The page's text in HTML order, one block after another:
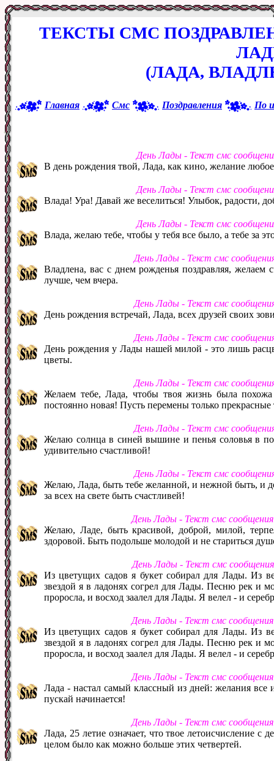
ТЕКСТЫ СМС
(ЛАДА,
Главная Смс Поздравления По
День Лады - Текст смс
В день рождения твой, Лада, как кино, желание
День Лады - Текст смс
Влада! Ура! Давай же веселиться! Улыбок, радости,
День Лады - Текст смс
Влада, желаю тебе, чтобы у тебя все было, а тебе за
День Лады - Текст смс
Владлена, вас с днем рожденья поздравляя, желаем
лучше, чем вчера.
День Лады - Текст смс
День рождения встречай, Лада, всех друзей своих
День Лады - Текст смс
День рождения у Лады нашей милой - это лишь
цветы.
День Лады - Текст смс
Желаем тебе, Лада, чтобы твоя жизнь была
постоянно новая! Пусть перемены только
День Лады - Текст смс
Желаю солнца в синей вышине и пенья соловья в
удивительно счастливой!
День Лады - Текст смс
Желаю, Лада, быть тебе желанной, и нежной быть, и
за всех на свете быть счастливей!
День Лады - Текст смс
Желаю, Ладе, быть красивой, доброй, милой,
здоровой. Быть подольше молодой и не стариться
День Лады - Текст смс
Из цветущих садов я букет собирал для Лады. Из
звездой я в ладонях согрел для Лады. Песню рек и
проросла, и восход заалел для Лады. Я велел - и
День Лады - Текст смс
Из цветущих садов я букет собирал для Лады. Из
звездой я в ладонях согрел для Лады. Песню рек и
проросла, и восход заалел для Лады. Я велел - и
День Лады - Текст смс
Лада - настал самый классный из дней: желания
пускай начинается!
День Лады - Текст смс
Лада, 25 летие означает, что твое летоисчисление
целом было как можно больше этих четвертей.